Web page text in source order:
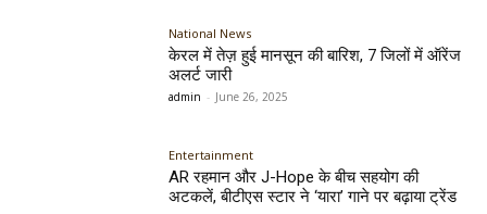
National News
केरल में तेज़ हुई मानसून की बारिश, 7 जिलों में ऑरेंज
अलर्ट जारी
admin - June 26, 2025
Entertainment
AR रहमान और J-Hope के बीच सहयोग की
अटकलें, बीटीएस स्टार ने ‘यारा’ गाने पर बढ़ाया ट्रेंड